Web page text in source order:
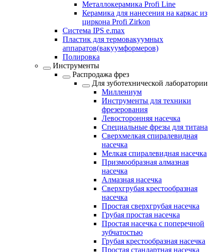
Металлокерамика Profi Line
Керамика для нанесения на каркас из
циркона Profi Zirkon
Система IPS e.max
Пластик для термовакуумных
аппаратов(вакуумформеров)
Полировка
Инструменты
Распродажа фрез
Для зуботехнической лаборатории
Миллениум
Инструменты для техники
фрезерования
Левосторонняя насечка
Специальные фрезы для титана
Сверхмелкая спиралевидная
насечка
Мелкая спиралевидная насечка
Призмообразная алмазная
насечка
Алмазная насечка
Сверхгрубая крестообразная
насечка
Простая сверхгрубая насечка
Грубая простая насечка
Простая насечка с поперечной
зубчатостью
Грубая крестообразная насечка
Простая стандартная насечка